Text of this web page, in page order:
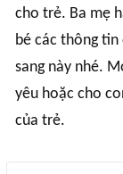
cho trẻ. Ba mẹ
bé các thông
sang này nhé.
yêu hoặc cho
của trẻ.